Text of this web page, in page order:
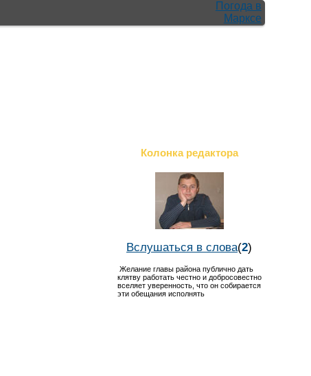
Погода в
Марксе
Колонка редактора
Вслушаться в слова(2)
Желание главы района публично дать
клятву работать честно и добросовестно
вселяет уверенность, что он собирается
эти обещания исполнять